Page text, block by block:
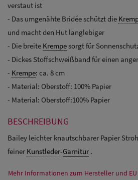
verstaut ist
- Das umgenähte Bridée schützt die
und macht den Hut langlebiger
- Die breite Krempesorgt für
- Dickes Stoffschweißband für einen
- Krempe: ca. 8 cm
- Material: Oberstoff: 100% Papier
- Material: Oberstoff:100% Papier
BESCHREIBUNG
Bailey leichter knautschbarer Papier
feiner Kunstleder-Garnitur .
Mehr Informationen zum Hersteller und